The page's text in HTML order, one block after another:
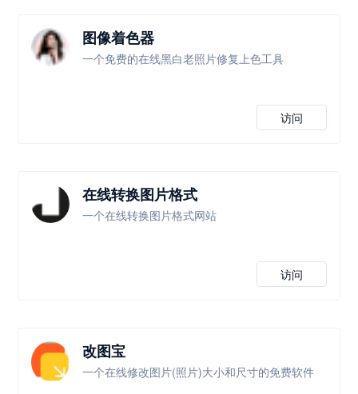
图像着色器
一个免费的在线黑白老照片修复上色工具
访问
在线转换图片格式
一个在线转换图片格式网站
访问
改图宝
一个在线修改图片(照片)大小和尺寸的免费软件